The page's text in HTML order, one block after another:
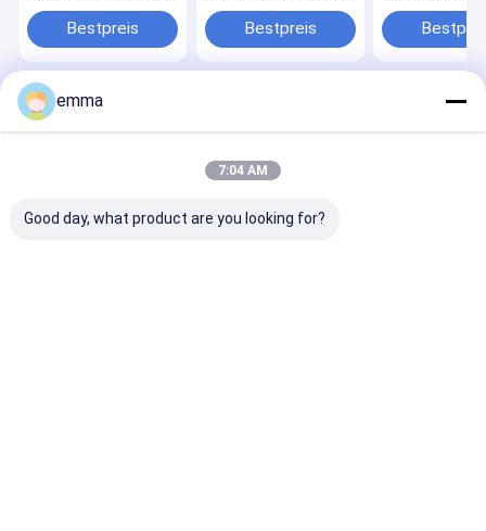
Bestpreis
for scrap yard
Bestpreis
Startseite
Sitemap
Datenschutzrichtlinie
Schrott Ballenpresse Maschine
2026 JiangSu DaLongKai Technology Co., Ltd. All Rights Reserved.
emma
7:04 AM
Good day, what product are you looking for?